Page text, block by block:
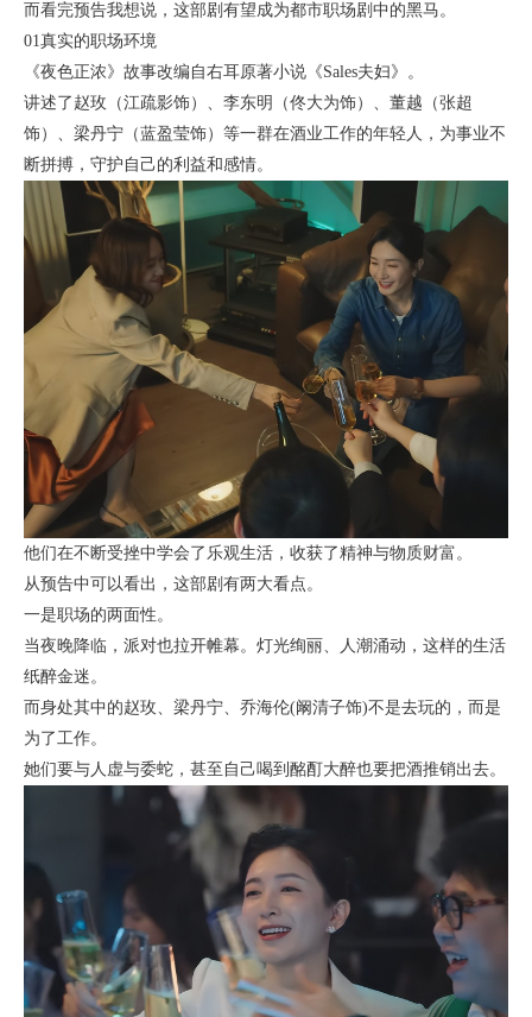
而看完预告我想说，这部剧有望成为都市职场剧中的黑马。
01真实的职场环境
《夜色正浓》故事改编自右耳原著小说《Sales夫妇》。
讲述了赵玫（江疏影饰）、李东明（佟大为饰）、董越（张超
饰）、梁丹宁（蓝盈莹饰）等一群在酒业工作的年轻人，为事业不
断拼搏，守护自己的利益和感情。
他们在不断受挫中学会了乐观生活，收获了精神与物质财富。
从预告中可以看出，这部剧有两大看点。
一是职场的两面性。
当夜晚降临，派对也拉开帷幕。灯光绚丽、人潮涌动，这样的生活
纸醉金迷。
而身处其中的赵玫、梁丹宁、乔海伦(阚清子饰)不是去玩的，而是
为了工作。
她们要与人虚与委蛇，甚至自己喝到酩酊大醉也要把酒推销出去。